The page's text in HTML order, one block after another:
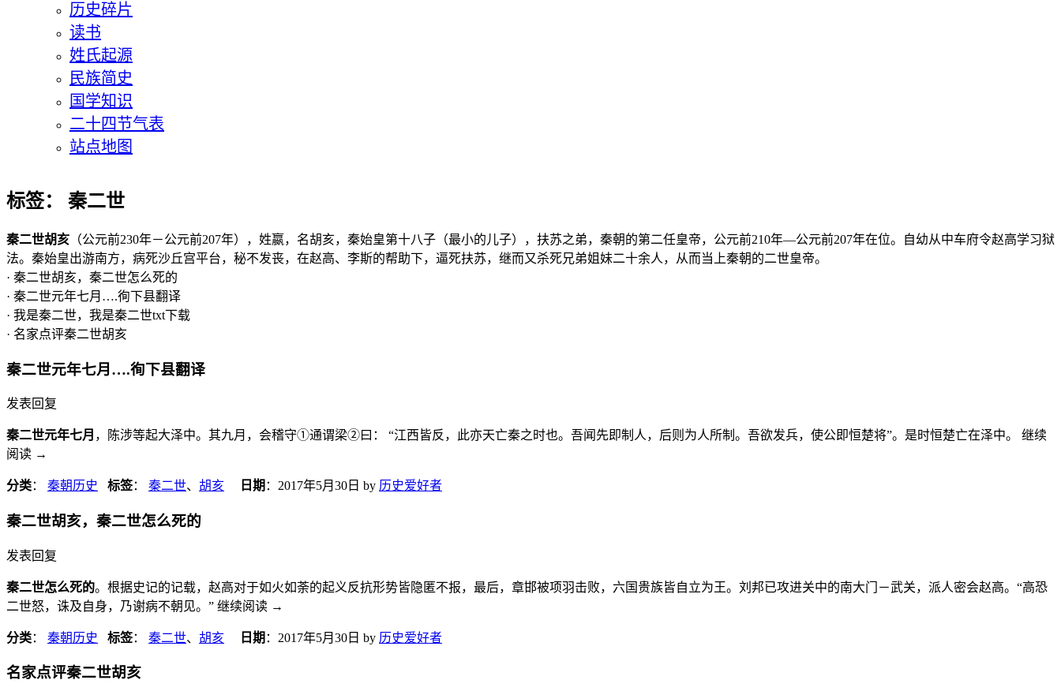
历史碎片
读书
姓氏起源
民族简史
国学知识
二十四节气表
站点地图
标签： 秦二世
秦二世胡亥 （公元前230年－公元前207年），姓嬴，名胡亥，秦始皇第十八子（最小的儿子），扶苏之弟，秦朝的第二任皇帝，公元前210年—公元前207年在位。自幼从中车府令赵高学习狱
法。秦始皇出游南方，病死沙丘宫平台，秘不发丧，在赵高、李斯的帮助下，逼死扶苏，继而又杀死兄弟姐妹二十余人，从而当上秦朝的二世皇帝。
· 秦二世胡亥，秦二世怎么死的
· 秦二世元年七月….徇下县翻译
· 我是秦二世，我是秦二世txt下载
· 名家点评秦二世胡亥
秦二世元年七月….徇下县翻译
发表回复
秦二世元年七月 ，陈涉等起大泽中。其九月，会稽守①通谓梁②曰： “江西皆反，此亦天亡秦之时也。吾闻先即制人，后则为人所制。吾欲发兵，使公即恒楚将”。是时恒楚亡在泽中。 继续
阅读 →
分类： 秦朝历史 标签： 秦二世、 胡亥 日期 ： 2017年5月30日 by 历史爱好者
秦二世胡亥，秦二世怎么死的
发表回复
秦二世怎么死的。根据史记的记载，赵高对于如火如荼的起义反抗形势皆隐匿不报，最后，章邯被项羽击败，六国贵族皆自立为王。刘邦已攻进关中的南大门－武关，派人密会赵高。“高恐
二世怒，诛及自身，乃谢病不朝见。” 继续阅读 →
分类： 秦朝历史 标签： 秦二世、 胡亥 日期 ： 2017年5月30日 by 历史爱好者
名家点评秦二世胡亥